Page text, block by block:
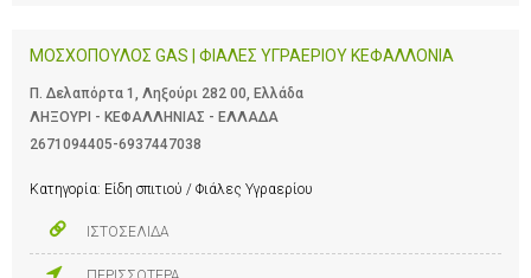
ΜΟΣΧΟΠΟΥΛΟΣ GAS | ΦΙΑΛΕΣ ΥΓΡΑΕΡΙΟΥ ΚΕΦΑΛΛΟΝΙΑ
Π. Δελαπόρτα 1, Ληξούρι 282 00, Ελλάδα
ΛΗΞΟΥΡΙ - ΚΕΦΑΛΛΗΝΙΑΣ - ΕΛΛΑΔΑ
2671094405-6937447038
Κατηγορία: Είδη σπιτιού / Φιάλες Υγραερίου
ΙΣΤΟΣΕΛΙΔΑ